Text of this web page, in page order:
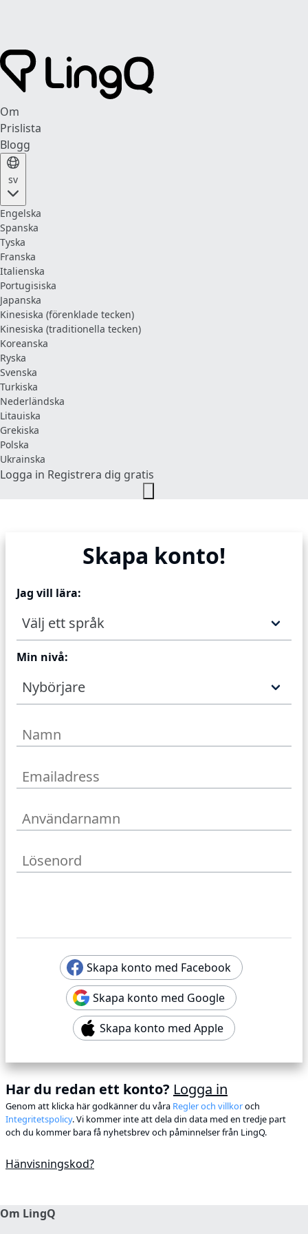
Om
Prislista
Blogg
sv
Engelska
Spanska
Tyska
Franska
Italienska
Portugisiska
Japanska
Kinesiska (förenklade tecken)
Kinesiska (traditionella tecken)
Koreanska
Ryska
Svenska
Turkiska
Nederländska
Litauiska
Grekiska
Polska
Ukrainska
Logga in Registrera dig gratis
Skapa konto!
Jag vill lära:
Välj ett språk
Min nivå:
Nybörjare
Skapa konto med Facebook
Skapa konto med Google
Skapa konto med Apple
Har du redan ett konto? Logga in
Genom att klicka här godkänner du våra Regler och villkoroch
Integritetspolicy. Vi kommer inte att dela din data med en tredje part
och du kommer bara få nyhetsbrev och påminnelser från LingQ.
Hänvisningskod?
Om LingQ